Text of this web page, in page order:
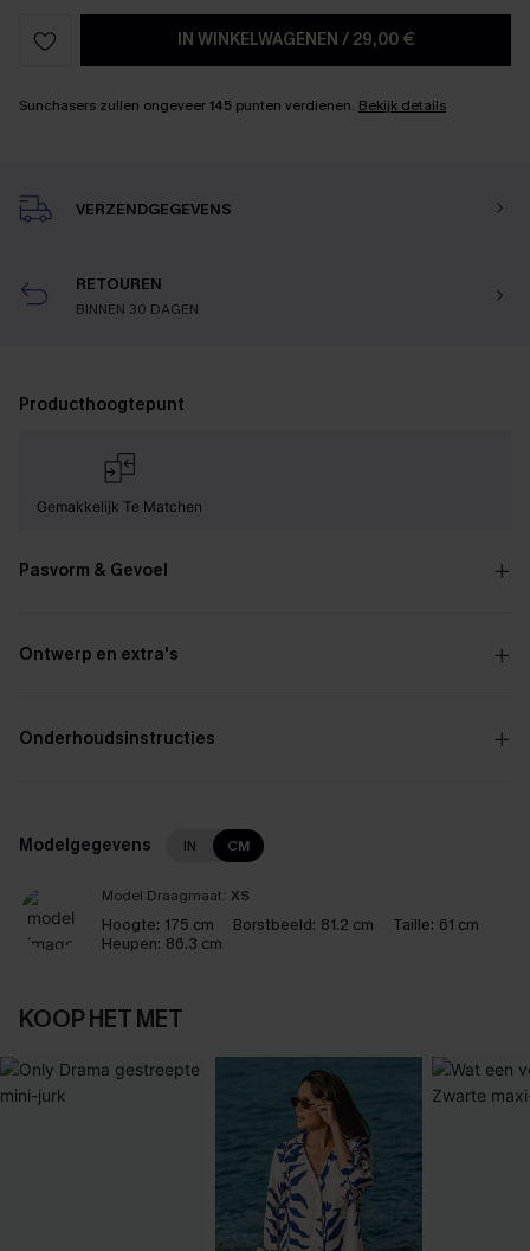
IN WINKELWAGENEN / 29,00 €
Sunchasers zullen ongeveer145 punten verdienen. Bekijk details
VERZENDGEGEVENS
RETOUREN
BINNEN 30 DAGEN
Producthoogtepunt
Gemakkelijk Te Matchen
Pasvorm & Gevoel
Ontwerp en extra's
Onderhoudsinstructies
Modelgegevens IN CM
Model Draagmaat: XS
Hoogte: 175 cm Borstbeeld: 81.2 cm Taille: 61 cm
Heupen: 86.3 cm
KOOP HET MET